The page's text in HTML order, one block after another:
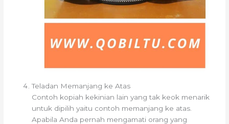
Teladan Memanjang ke Atas
Contoh kopiah kekinian lain yang tak keok menarik
untuk dipilih yaitu contoh memanjang ke atas.
Apabila Anda pernah mengamati orang yang